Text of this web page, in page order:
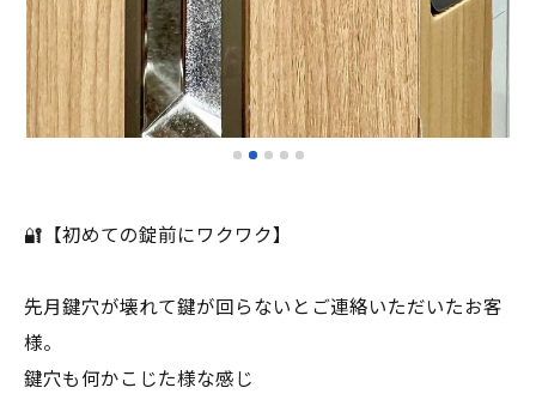
🔐【初めての錠前にワクワク】
先月鍵穴が壊れて鍵が回らないとご連絡いただいたお客
様。
鍵穴も何かこじた様な感じ